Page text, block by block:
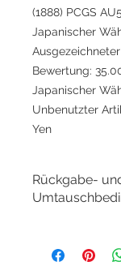
(1888) PCGS
Japanischer
Bewertung:
Japanischer
Unbenutzter
Yen
Rückgabe-
GoldSilverJapan